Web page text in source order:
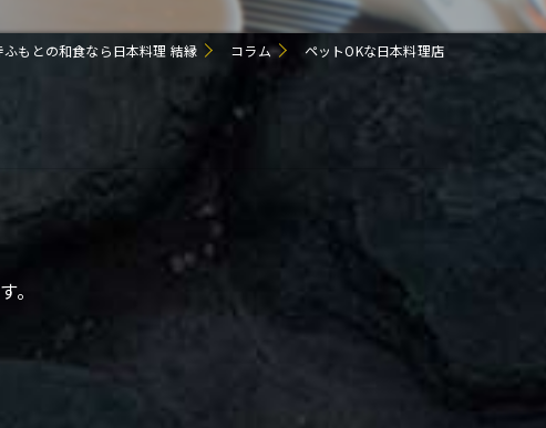
ペット連れ
もとの和食なら日本料理 結縁 コラム ペットOKな日本料理店
。